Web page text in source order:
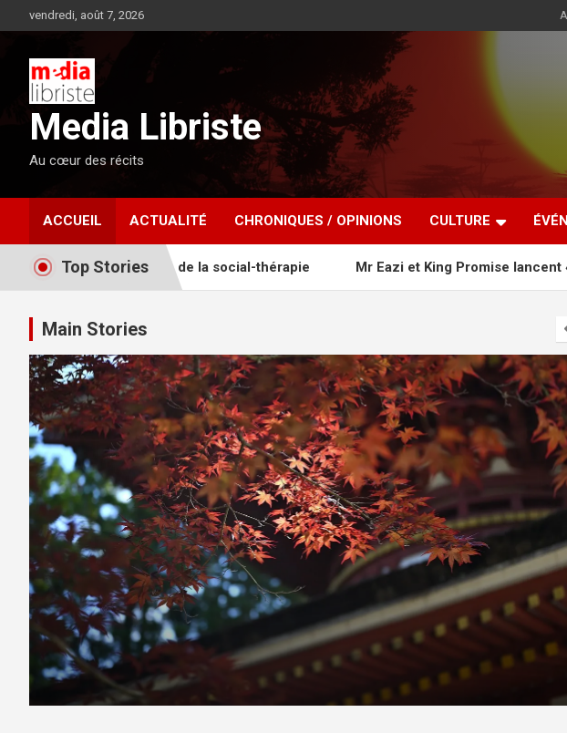
au
vendredi, août 7, 2026
Media Libriste
Au cœur des récits
ACCUEIL ACTUALITÉ CHRONIQUES / OPINIONS CULTURE
Top Stories
visuelle de la social-thérapie Mr Eazi et King Promise lancent « That Way »,
Main Stories